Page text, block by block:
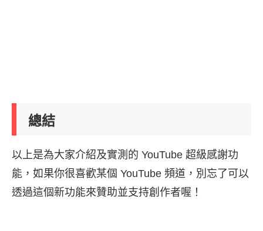
總結
以上是為大家介紹及實測的 YouTube 超級感謝功
能，如果你很喜歡某個 YouTube 頻道，別忘了可以
透過這個新功能來贊助並支持創作者喔！